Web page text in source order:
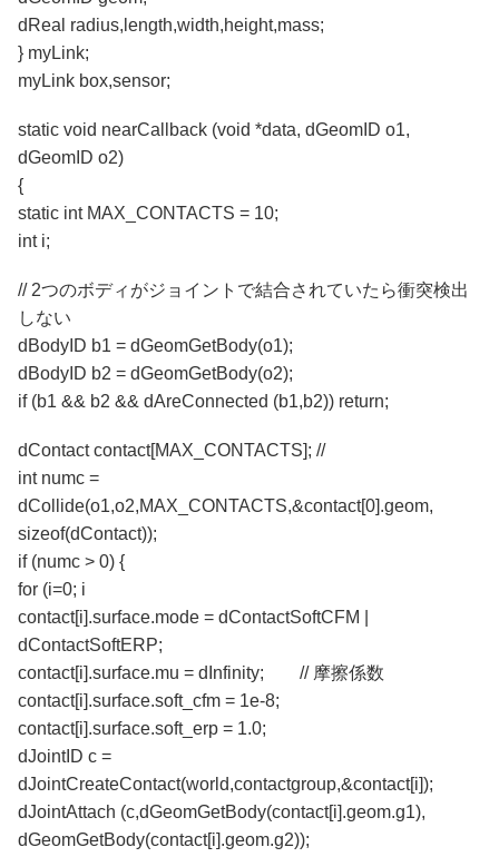
dReal radius,length,width,height,mass;
} myLink;
myLink box,sensor;
static void nearCallback (void *data, dGeomID o1,
dGeomID o2)
{
static int MAX_CONTACTS = 10;
int i;
// 2つのボディがジョイントで結合されていたら衝突検出
しない
dBodyID b1 = dGeomGetBody(o1);
dBodyID b2 = dGeomGetBody(o2);
if (b1 && b2 && dAreConnected (b1,b2)) return;
dContact contact[MAX_CONTACTS]; //
int numc =
dCollide(o1,o2,MAX_CONTACTS,&contact[0].geom,
sizeof(dContact));
if (numc > 0) {
for (i=0; i
contact[i].surface.mode = dContactSoftCFM |
dContactSoftERP;
contact[i].surface.mu = dInfinity; // 摩擦係数
contact[i].surface.soft_cfm = 1e-8;
contact[i].surface.soft_erp = 1.0;
dJointID c =
dJointCreateContact(world,contactgroup,&contact[i]);
dJointAttach (c,dGeomGetBody(contact[i].geom.g1),
dGeomGetBody(contact[i].geom.g2));